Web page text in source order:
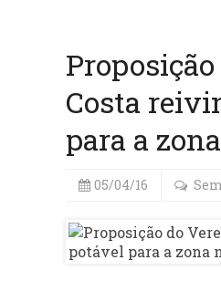
Costa
para a
05/04/16